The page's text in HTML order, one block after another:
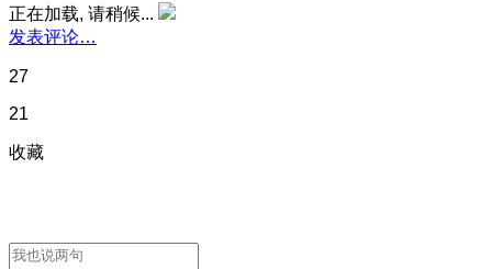
正在加载, 请稍候...
发表评论…
27
21
收藏